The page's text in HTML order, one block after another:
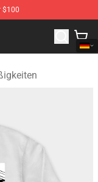
$100
Shop